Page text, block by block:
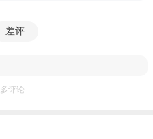
闻，随时的了解工会动态
差评
评论